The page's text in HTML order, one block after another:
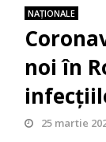
NAŢIONALE
noi în
25 martie